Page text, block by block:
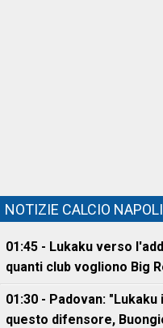
NOTIZIE CALCIO NAPOLI
01:45 - Lukaku verso
quanti club vogliono Big
01:30 - Padovan:
questo difensore,